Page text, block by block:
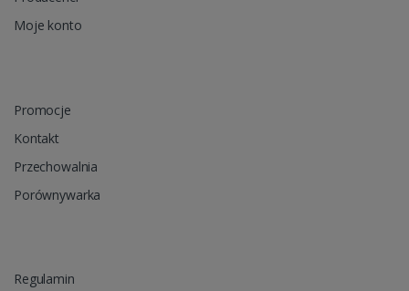
Moje konto
Promocje
Kontakt
Przechowalnia
Porównywarka
Regulamin